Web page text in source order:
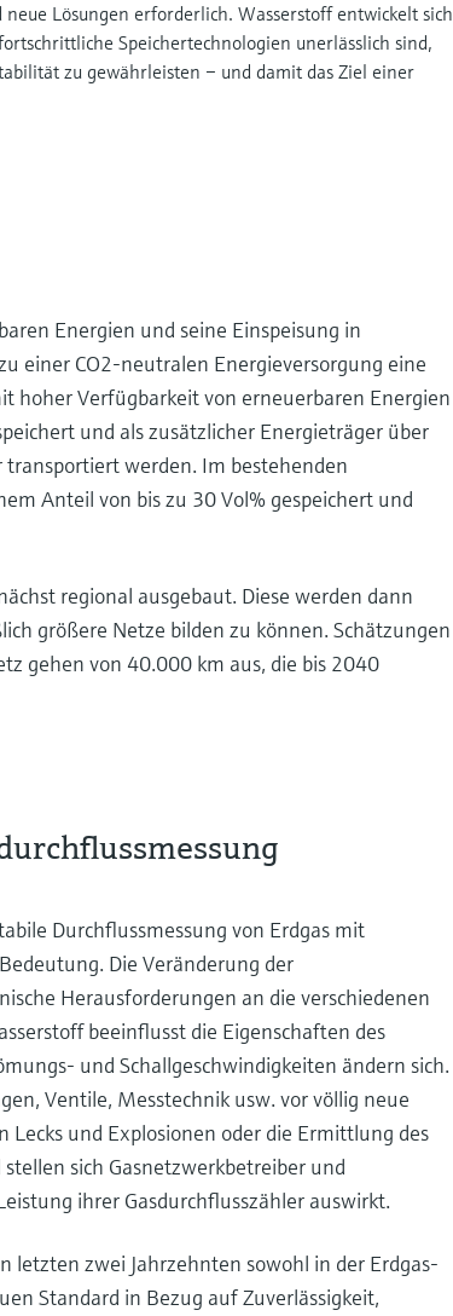
Lösungen erforderlich. Wasserstoff entwickelt sich
Speichertechnologien unerlässlich sind,
zu gewährleisten – und damit das Ziel einer
Energien und seine Einspeisung in
einer CO2-neutralen Energieversorgung eine
hoher Verfügbarkeit von erneuerbaren Energien
und als zusätzlicher Energieträger über
transportiert werden. Im bestehenden
Anteil von bis zu 30 Vol% gespeichert und
regional ausgebaut. Diese werden dann
größere Netze bilden zu können. Schätzungen
gehen von 40.000 km aus, die bis 2040
Durchflussmessung von Erdgas mit
Die Veränderung der
Herausforderungen an die verschiedenen
beeinflusst die Eigenschaften des
und Schallgeschwindigkeiten ändern sich.
Ventile, Messtechnik usw. vor völlig neue
Lecks und Explosionen oder die Ermittlung des
sich Gasnetzwerkbetreiber und
ihrer Gasdurchflusszähler auswirkt.
letzten zwei Jahrzehnten sowohl in der Erdgas-
Standard in Bezug auf Zuverlässigkeit,